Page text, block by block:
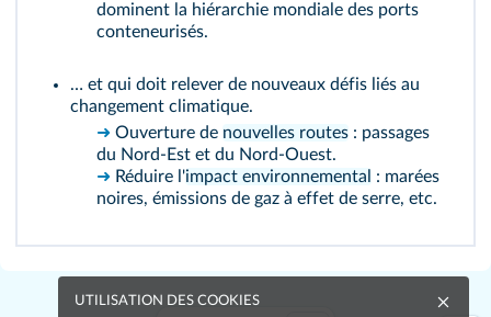
dominent la hiérarchie mondiale des ports
conteneurisés.
… et qui doit relever de nouveaux défis liés au
changement climatique.
➜ Ouverture de nouvelles routes : passages
du Nord-Est et du Nord-Ouest.
➜ Réduire l'impact environnemental
: marées
noires, émissions de gaz à effet de serre, etc.
UTILISATION DES COOKIES